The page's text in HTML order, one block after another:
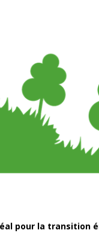
pour la transition